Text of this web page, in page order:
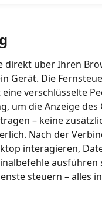
direkt über Ihren
Gerät. Die
verschlüsselte
um die Anzeige des
– keine
Nach der
interagieren,
ausführen
steuern – alles